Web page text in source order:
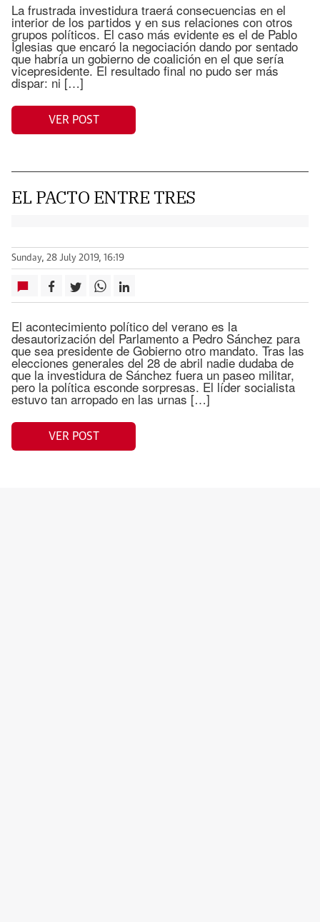
La frustrada investidura traerá consecuencias en el
interior de los partidos y en sus relaciones con otros
grupos políticos. El caso más evidente es el de Pablo
Iglesias que encaró la negociación dando por sentado
que habría un gobierno de coalición en el que sería
vicepresidente. El resultado final no pudo ser más
dispar: ni […]
VER POST
EL PACTO ENTRE TRES
Sunday, 28 July 2019, 16:19
El acontecimiento político del verano es la
desautorización del Parlamento a Pedro Sánchez para
que sea presidente de Gobierno otro mandato. Tras las
elecciones generales del 28 de abril nadie dudaba de
que la investidura de Sánchez fuera un paseo militar,
pero la política esconde sorpresas. El líder socialista
estuvo tan arropado en las urnas […]
VER POST